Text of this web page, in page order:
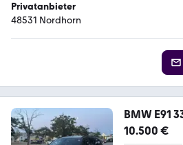
Privatanbieter
48531 Nordhorn
BMW E91
10.500 €